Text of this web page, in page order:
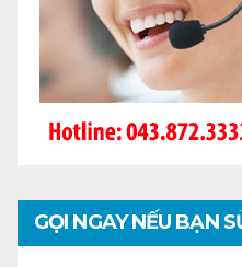
GỌI NGAY NẾU BẠN